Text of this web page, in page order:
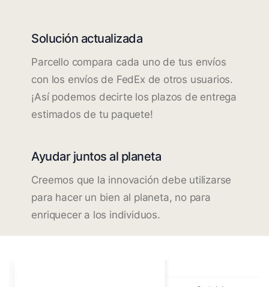
Solución actualizada
Parcello compara cada uno de tus envíos
con los envíos de FedEx de otros usuarios.
¡Así podemos decirte los plazos de entrega
estimados de tu paquete!
Ayudar juntos al planeta
Creemos que la innovación debe utilizarse
para hacer un bien al planeta, no para
enriquecer a los individuos.